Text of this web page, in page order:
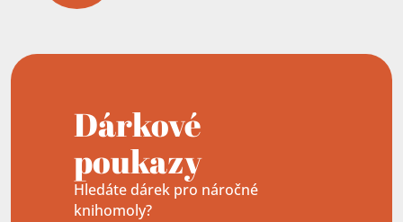
Dárkové
poukazy
Hledáte dárek pro náročné
knihomoly?